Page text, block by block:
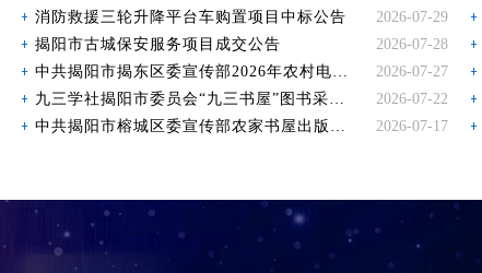
消防救援三轮升降平台车购置项目中标公告
2026-07-29
揭阳市古城保安服务项目成交公告
2026-07-28
中共揭阳市揭东区委宣传部2026年农村电影公益放映服务项目 成交公告
2026-07-27
九三学社揭阳市委员会“九三书屋”图书采购项目结果公告
2026-07-22
中共揭阳市榕城区委宣传部农家书屋出版物补充更新项目中标公告
2026-07-17